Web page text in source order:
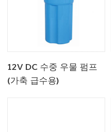
12V DC 수중 우물 펌프
(가축 급수용)